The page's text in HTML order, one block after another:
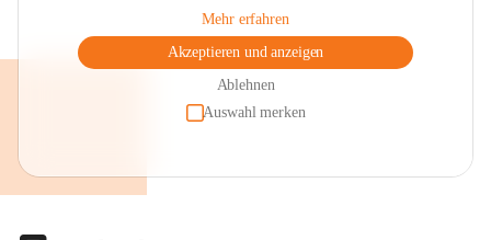
Mehr erfahren
Akzeptieren und anzeigen
Ablehnen
Auswahl merken